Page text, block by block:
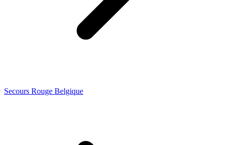
Secours Rouge Belgique